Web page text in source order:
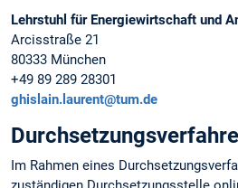
Lehrstuhl für Energiewirtschaft und
Arcisstraße 21
80333 München
+49 89 289 28301
ghislain.laurent@tum.de
Im Rahmen eines